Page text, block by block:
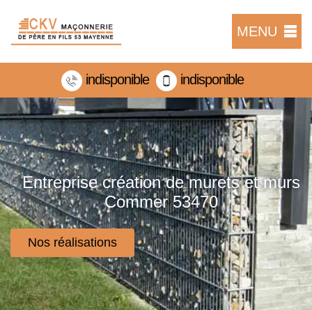
MENU
indisponible indisponible
Entreprise création de murets et murs
Commer 53470
Nos réalisations